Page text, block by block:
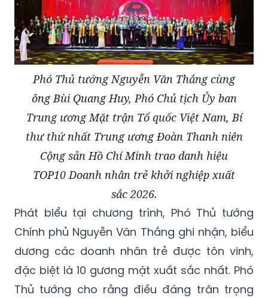
Phó Thủ tướng Nguyễn Văn Thắng cùng
ông Bùi Quang Huy, Phó Chủ tịch Ủy ban
Trung ương Mặt trận Tổ quốc Việt Nam, Bí
thư thứ nhất Trung ương Đoàn Thanh niên
Cộng sản Hồ Chí Minh trao danh hiệu
TOP10 Doanh nhân trẻ khởi nghiệp xuất
sắc 2026.
Phát biểu tại chương trình, Phó Thủ tướng
Chính phủ Nguyễn Văn Thắng ghi nhận, biểu
dương các doanh nhân trẻ được tôn vinh,
đặc biệt là 10 gương mặt xuất sắc nhất. Phó
Thủ tướng cho rằng điều đáng trân trọng